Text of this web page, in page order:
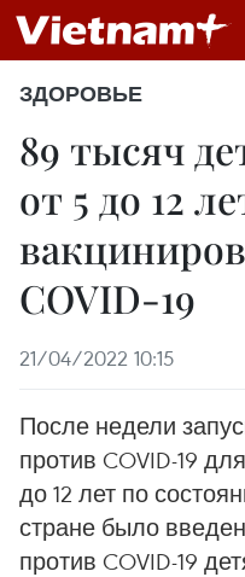
ЗДОРОВЬЕ
89 тысяч
от 5 до 12
COVID-19
21/04/2022 10:15
После недели
против COVID-19
до 12 лет по
стране было
против COVID-19